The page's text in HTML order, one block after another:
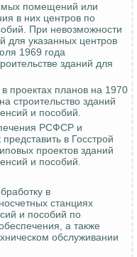
помещений или
в них центров по
При невозможности
указанных центров
1969 года
зданий для
проектах планов на 1970
строительство зданий
и пособий.
РСФСР и
в Госстрой
проектов зданий
и пособий.
в
станциях
и пособий по
а также
обслуживании